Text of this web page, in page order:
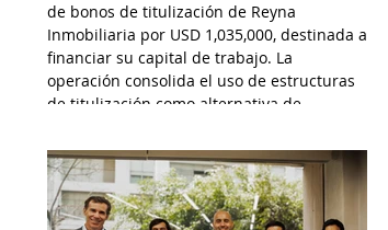
de bonos de titulización de Reyna
Inmobiliaria por USD 1,035,000, destinada a
financiar su capital de trabajo. La
operación consolida el uso de estructuras
de titulización como alternativa de
atractiva para empresas que operan en el
sector inmobiliario. Esta modalidad
permite a las desarrolladoras inmobiliarias
monetizar flujos futuros de efectivo a